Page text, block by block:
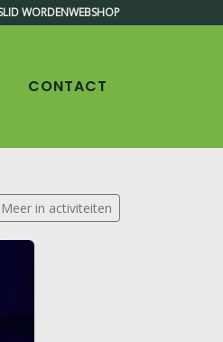
LID WORDENWEBSHOP
CONTACT
Meer in activiteiten